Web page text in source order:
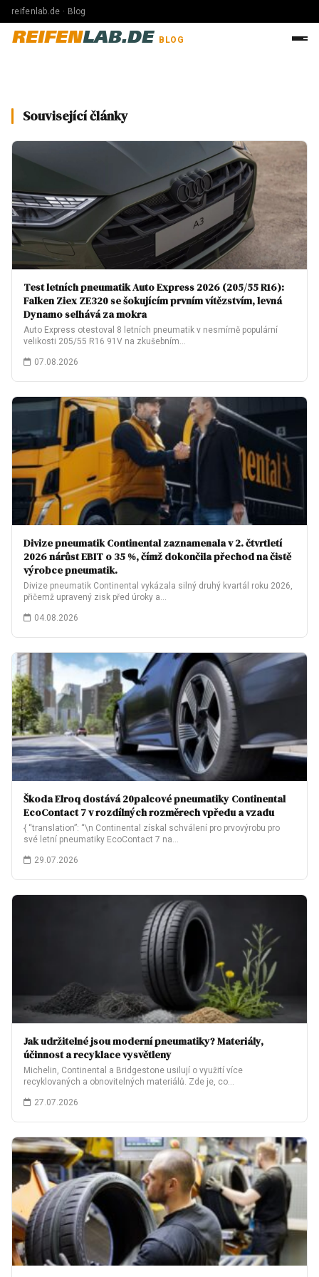
reifenlab.de · Blog
REIFENLAB.DE BLOG
Související články
Test letních pneumatik Auto Express 2026 (205/55 R16):
Falken Ziex ZE320 se šokujícím prvním vítězstvím, levná
Dynamo selhává za mokra
Auto Express otestoval 8 letních pneumatik v nesmírně populární
velikosti 205/55 R16 91V na zkušebním…
07.08.2026
Divize pneumatik Continental zaznamenala v 2. čtvrtletí
2026 nárůst EBIT o 35 %, čímž dokončila přechod na čistě
výrobce pneumatik.
Divize pneumatik Continental vykázala silný druhý kvartál roku 2026,
přičemž upravený zisk před úroky a…
04.08.2026
Škoda Elroq dostává 20palcové pneumatiky Continental
EcoContact 7 v rozdílných rozměrech vpředu a vzadu
{ “translation”: “\n Continental získal schválení pro prvovýrobu pro
své letní pneumatiky EcoContact 7 na…
29.07.2026
Jak udržitelné jsou moderní pneumatiky? Materiály,
účinnost a recyklace vysvětleny
Michelin, Continental a Bridgestone usilují o využití více
recyklovaných a obnovitelných materiálů. Zde je, co…
27.07.2026